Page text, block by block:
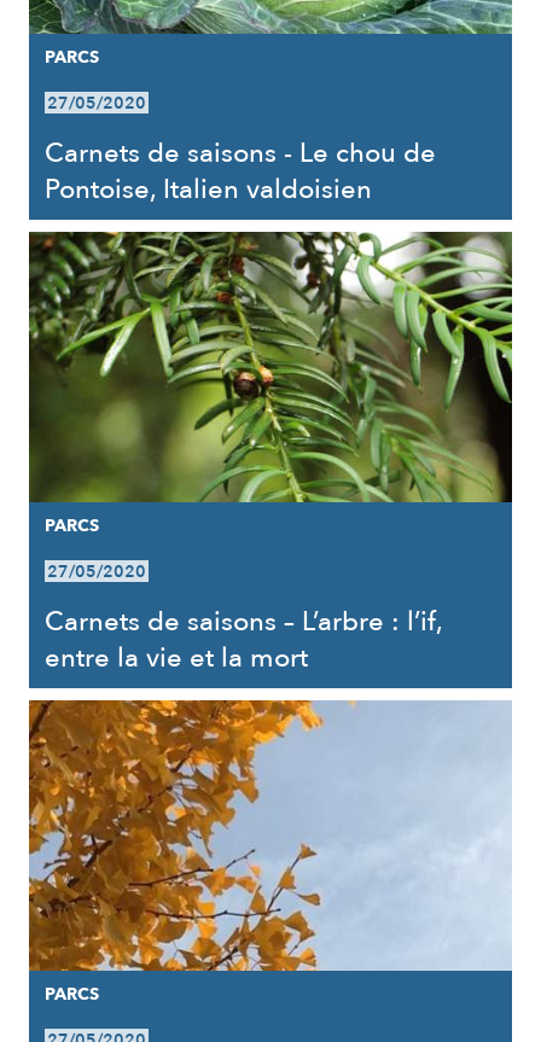
PARCS
27/05/2020
Carnets de saisons - Le chou de
Pontoise, Italien valdoisien
PARCS
27/05/2020
Carnets de saisons – L’arbre : l’if,
entre la vie et la mort
PARCS